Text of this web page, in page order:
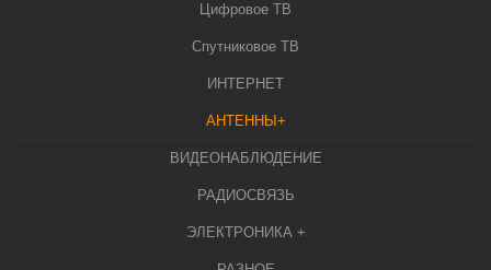
Цифровое ТВ
Спутниковое ТВ
ИНТЕРНЕТ
АНТЕННЫ+
ВИДЕОНАБЛЮДЕНИЕ
РАДИОСВЯЗЬ
ЭЛЕКТРОНИКА +